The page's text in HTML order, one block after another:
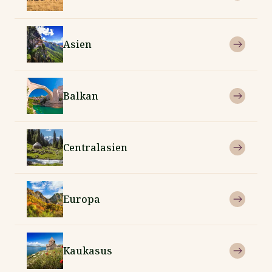
Asien
Balkan
Centralasien
Europa
Kaukasus